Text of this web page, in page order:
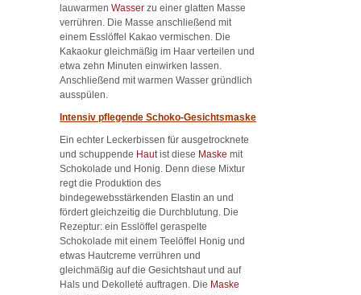
lauwarmen Wasser zu einer glatten Masse
verrühren. Die Masse anschließend mit
einem Esslöffel Kakao vermischen. Die
Kakaokur gleichmäßig im Haar verteilen und
etwa zehn Minuten einwirken lassen.
Anschließend mit warmen Wasser gründlich
ausspülen.
Intensiv pflegende Schoko-Gesichtsmaske
Ein echter Leckerbissen für ausgetrocknete
und schuppende Hautist diese Maske mit
Schokolade und Honig. Denn diese Mixtur
regt die Produktion des
bindegewebsstärkenden Elastin an und
fördert gleichzeitig die Durchblutung. Die
Rezeptur: ein Esslöffel geraspelte
Schokolade mit einem Teelöffel Honig und
etwas Hautcreme verrühren und
gleichmäßig auf die Gesichtshaut und auf
Hals und Dekolleté auftragen. Die Maske